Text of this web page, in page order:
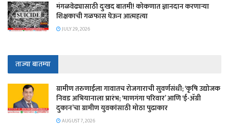
मंगळवेढ्यासाठी दुःखद बातमी! कोकणात ज्ञानदान करणाऱ्या
शिक्षकाची गळफास घेऊन आत्महत्या
JULY 29, 2026
ताज्या बातम्या
​ग्रामीण तरुणाईला गावातच रोजगाराची सुवर्णसंधी; ‘कृषि उद्योजक
निवड अभियानाला प्रारंभ; ‘माणगंगा परिवार’ आणि ‘ई-ॲग्री
दुकान’चा ग्रामीण युवकांसाठी मोठा पुढाकार
AUGUST 7, 2026